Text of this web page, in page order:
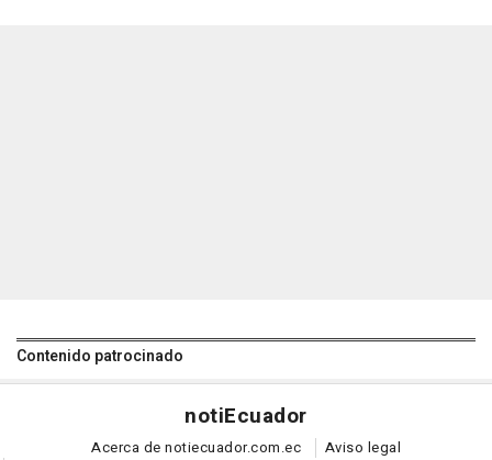
Contenido patrocinado
notiEcuador
Acerca de notiecuador.com.ec
Aviso legal